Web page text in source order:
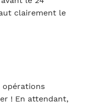
clairement le
opérations
! En attendant,